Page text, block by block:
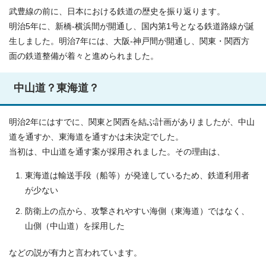
武豊線の前に、日本における鉄道の歴史を振り返ります。
明治5年に、新橋‐横浜間が開通し、国内第1号となる鉄道路線が誕
生しました。明治7年には、大阪‐神戸間が開通し、関東・関西方
面の鉄道整備が着々と進められました。
中山道？東海道？
明治2年にはすでに、関東と関西を結ぶ計画がありましたが、中山
道を通すか、東海道を通すかは未決定でした。
当初は、中山道を通す案が採用されました。その理由は、
東海道は輸送手段（船等）が発達しているため、鉄道利用者
が少ない
防衛上の点から、攻撃されやすい海側（東海道）ではなく、
山側（中山道）を採用した
などの説が有力と言われています。